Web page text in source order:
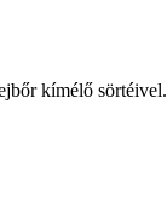
kímélő sörtéivel.